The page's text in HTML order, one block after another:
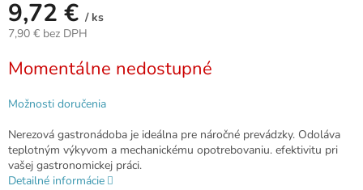
9,72 € / ks
7,90 € bez DPH
cena:
Momentálne nedostupné
Možnosti doručenia
Nerezová gastronádoba je ideálna pre náročné prevádzky. Odoláva
teplotným výkyvom a mechanickému opotrebovaniu. efektivitu pri
vašej gastronomickej práci.
Detailné informácie